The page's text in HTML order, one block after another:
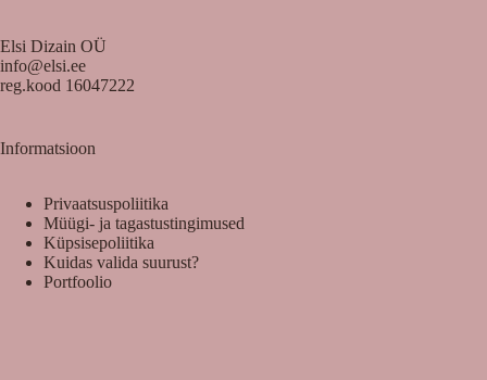
Elsi Dizain OÜ
info@elsi.ee
reg.kood 16047222
Informatsioon
Privaatsuspoliitika
Müügi- ja tagastustingimused
Küpsisepoliitika
Kuidas valida suurust?
Portfoolio